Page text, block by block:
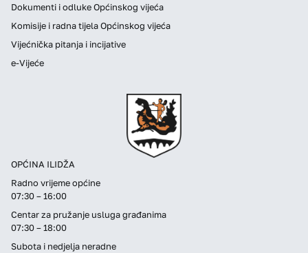
OPĆINA ILIDŽA
Radno vrijeme općine
07:30 – 16:00
Centar za pružanje usluga građanima
07:30 – 18:00
Subota i nedjelja neradne
Dokumenti i odluke Općinskog vijeća
Komisije i radna tijela Općinskog vijeća
Vijećnička pitanja i incijative
e-Vijeće